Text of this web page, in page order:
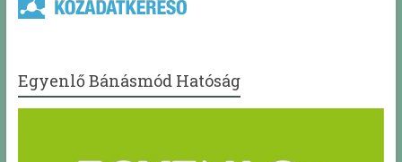
Egyenlő Bánásmód Hatóság